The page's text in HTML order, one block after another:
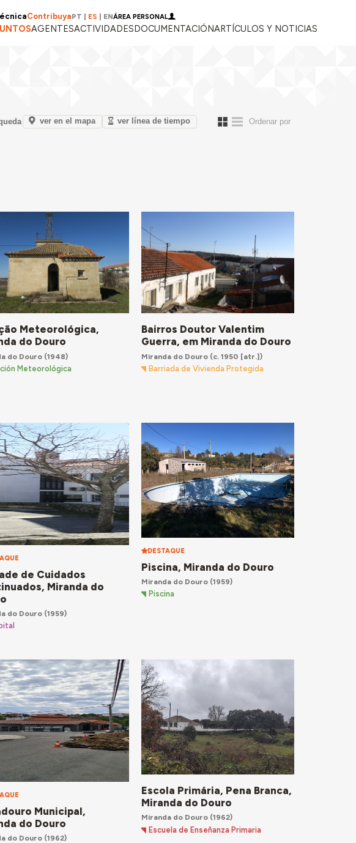
ContribuyaPT ES ENÁREA PERSONAL
AGENTESACTIVIDADESDOCUMENTACIÓNARTÍCULOS Y NOTICIAS
ver en el mapa ver línea de tiempo
Meteorológica,
do Douro
do Douro (1948)
Meteorológica
Bairros Doutor Valentim
Guerra, em Miranda do Douro
Miranda do Douro(c. 1950 [atr.])
Barriada de Vivienda Protegida
de Cuidados
Miranda do
do Douro (1959)
DESTAQUE
Piscina, Miranda do Douro
Miranda do Douro(1959)
Piscina
Municipal,
do Douro
do Douro (1962)
Escola Primária, Pena Branca,
Miranda do Douro
Miranda do Douro(1962)
Escuela de Enseñanza Primaria